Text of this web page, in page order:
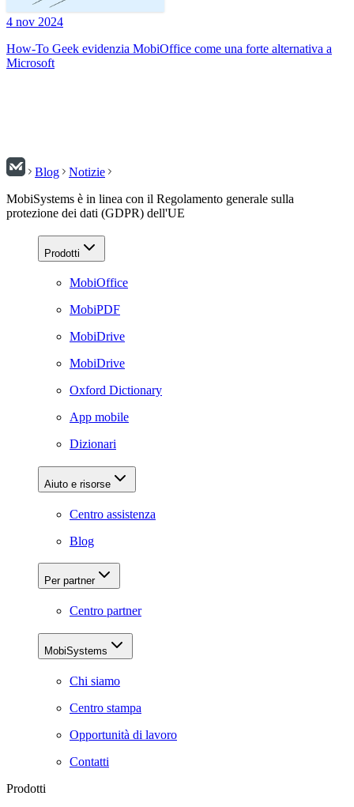
4 nov 2024
How-To Geek evidenzia MobiOffice come una forte alternativa a
Microsoft
Blog
Notizie
MobiSystems è in linea con il Regolamento generale sulla
protezione dei dati (GDPR) dell'UE
Prodotti
MobiOffice
MobiPDF
MobiDrive
MobiDrive
Oxford Dictionary
App mobile
Dizionari
Aiuto e risorse
Centro assistenza
Blog
Per partner
Centro partner
MobiSystems
Chi siamo
Centro stampa
Opportunità di lavoro
Contatti
Prodotti